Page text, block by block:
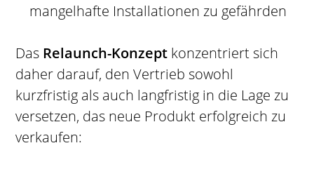
mangelhafte Installationen zu gefährden
Das Relaunch-Konzept konzentriert sich
daher darauf, den Vertrieb sowohl
kurzfristig als auch langfristig in die Lage zu
versetzen, das neue Produkt erfolgreich zu
verkaufen: